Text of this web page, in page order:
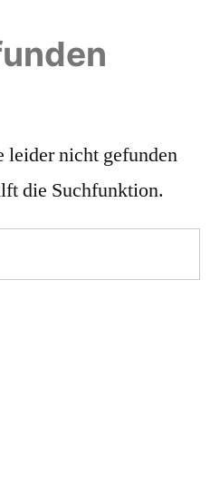
leider nicht gefunden
die Suchfunktion.